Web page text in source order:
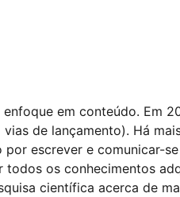
em conteúdo. Em
de lançamento). Há
escrever e comunicar-
todos os conhecimentos
científica acerca de